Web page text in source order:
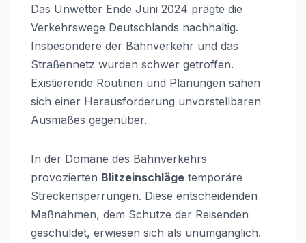
Das Unwetter Ende Juni 2024 prägte die
Verkehrswege Deutschlands nachhaltig.
Insbesondere der Bahnverkehr und das
Straßennetz wurden schwer getroffen.
Existierende Routinen und Planungen sahen
sich einer Herausforderung unvorstellbaren
Ausmaßes gegenüber.
In der Domäne des Bahnverkehrs
provozierten Blitzeinschläge temporäre
Streckensperrungen. Diese entscheidenden
Maßnahmen, dem Schutze der Reisenden
geschuldet, erwiesen sich als unumgänglich.